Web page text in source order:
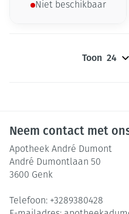
Niet beschikbaar
Toon
Neem contact met
Apotheek André Dumont
André Dumontlaan 50
3600 Genk
Telefoon: +3289380428